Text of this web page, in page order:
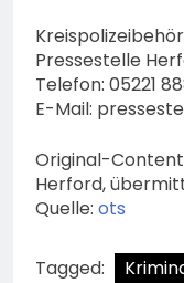
Pressestelle
Telefon: 05221
E-Mail:
Original-
Herford,
Quelle: ots
Tagged: